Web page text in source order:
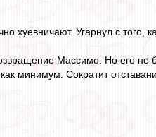
хуевничают. Угарнул с того,
Массимо. Но его не
минимум. Сократит